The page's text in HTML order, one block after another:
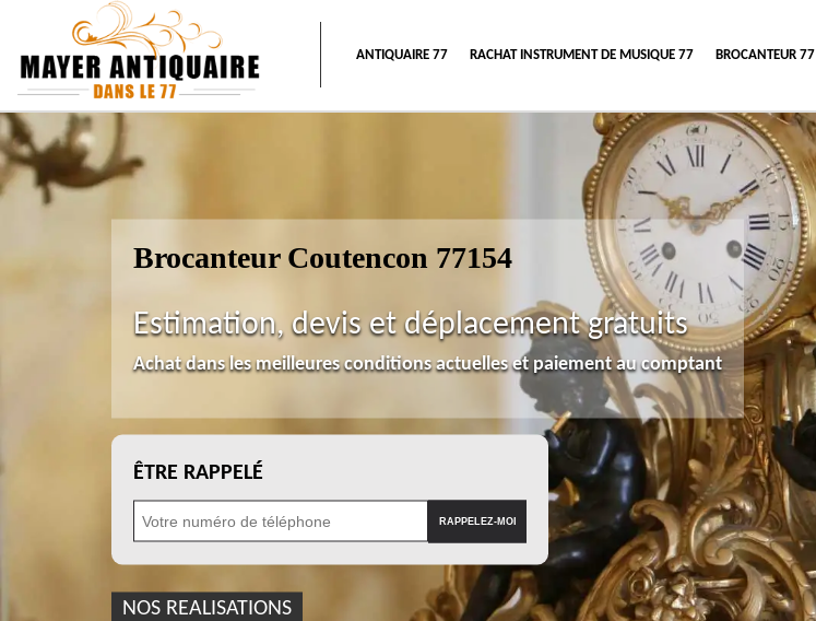
ANTIQUAIRE 77 RACHAT INSTRUMENT DE MUSIQUE 77 BROCANTEUR 77
Brocanteur Coutencon 77154
Estimation, devis et déplacement gratuits
Achat dans les meilleures conditions actuelles et paiement au comptant
ÊTRE RAPPELÉ
NOS REALISATIONS